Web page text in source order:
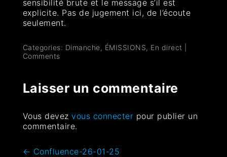
sensibilité brute et le message s’il est
explicite. Pas de jugement ici, de l’écoute
seulement.
Categories: Dimanche, ÉMISSIONS, En direct
Comments
Laisser un commentaire
Vous devezvous connecter pour publier un
commentaire.
← Confluence-26-01-25